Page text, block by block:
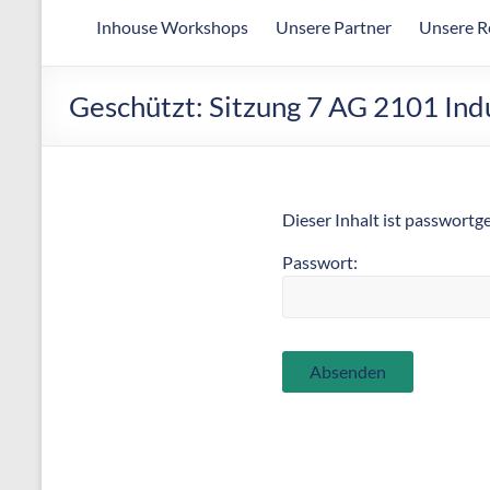
Inhouse Workshops Unsere Partner Unsere
Geschützt: Sitzung 7 AG 2101
Dieser Inhalt ist
Passwort: